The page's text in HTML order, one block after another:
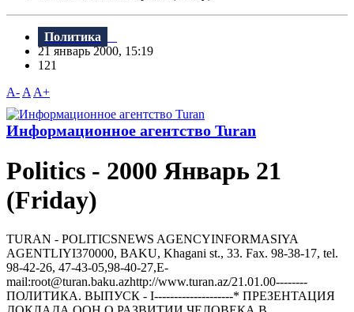
Политика
21 январь 2000, 15:19
121
A- A A+
Информационное агентство Turan
Politics - 2000 Январь 21
(Friday)
TURAN - РOLITICSNEWS AGENCYINFORMASIYA
AGENTLIYI370000, BAKU, Khagani st., 33. Fax. 98-38-17, tel.
98-42-26, 47-43-05,98-40-27,E-
mail:root@turan.baku.azhttр://www.turan.az/21.01.00--------
ПОЛИТИКА. ВЫПУСК - I--------------------* ПРЕЗЕHТАЦИЯ